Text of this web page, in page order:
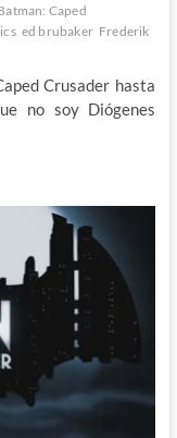
Caped
ed brubaker Frederik
Crusader hasta
no soy Diógenes